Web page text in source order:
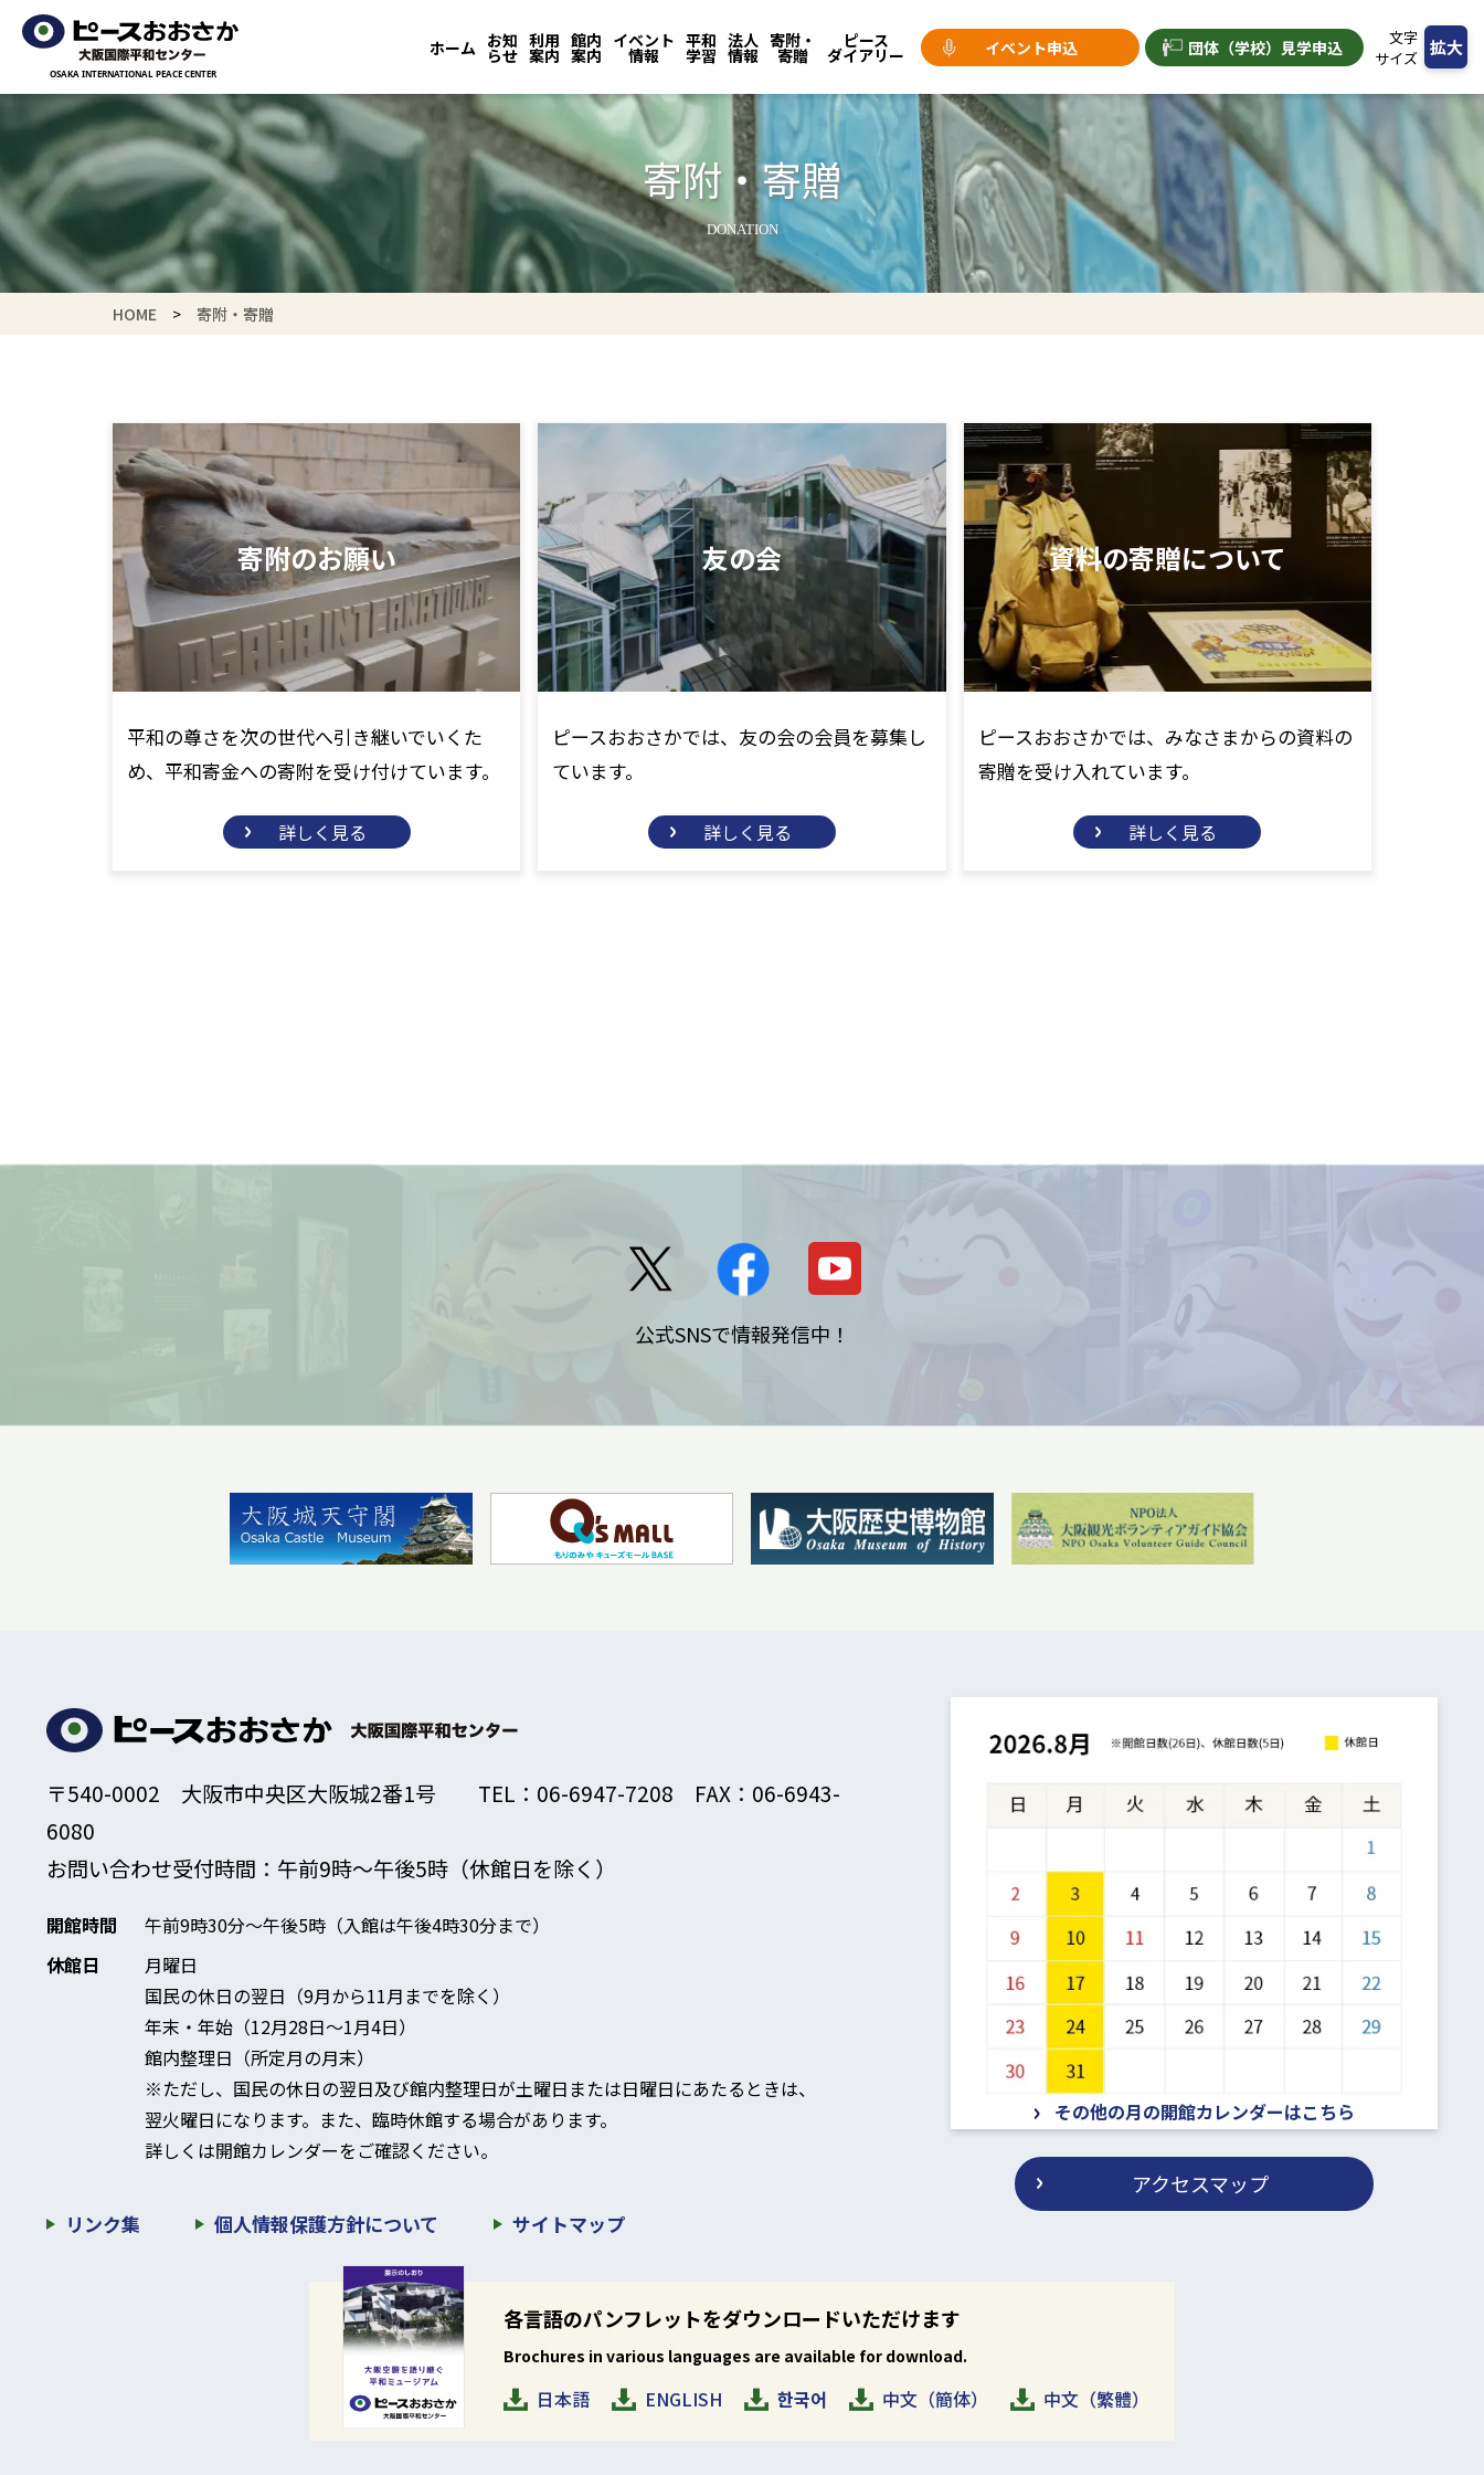
ホーム お知
らせ
利用
案内
館内
案内
イベント
情報
平和
学習
法人
情報
寄附・
寄贈
ピース
ダイアリー イベント申込 団体（学校） 見学申込
文字
サイズ 拡大
寄附・寄贈
DONATION
HOME 寄附・寄贈
寄附のお願い
平和の尊さを次の世代へ引き継いでいくた
め、平和寄金への寄附を受け付けています。
詳しく見る
友の会
ピースおおさかでは、友の会の会員を募集し
ています。
詳しく見る
資料の寄贈について
ピースおおさかでは、みなさまからの資料の
寄贈を受け入れています。
詳しく見る
公式SNSで情報発信中！
〒540-0002 大阪市中央区大阪城2番1号
TEL：06-6947-7208 FAX：06-6943-
6080
お問い合わせ受付時間：午前9時～午後5時 （休館日を除く）
開館時間 午前9時30分～午後5時 （入館は午後4時30分まで）
休館日
月曜日
国民の休日の翌日（9月から11月までを除く）
年末・年始（12月28日～1月4日）
館内整理日（所定月の月末）
※ただし、国民の休日の翌日及び館内整理日が土曜日または日曜日にあたるときは、
翌火曜日になります。 また、臨時休館する場合があります。
詳しくは開館カレンダーをご確認ください。
リンク集 個人情報保護方針について サイトマップ
その他の月の開館カレンダーはこちら
アクセスマップ
各言語のパンフレットをダウンロードいただけます
Brochures in various languages are available for download.
日本語 ENGLISH 한국어 中文（簡体） 中文（繁體）